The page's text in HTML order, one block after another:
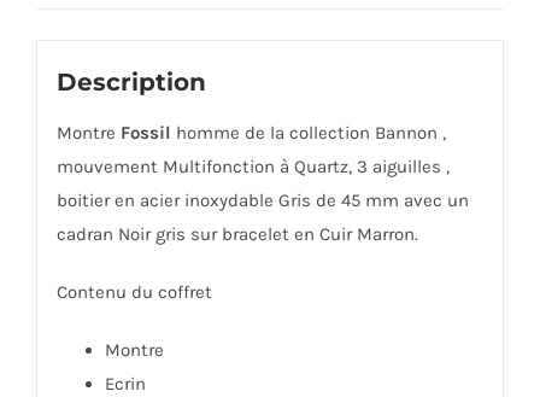
Description
Montre Fossil homme de la collection Bannon ,
mouvement Multifonction à Quartz, 3 aiguilles ,
boitier en acier inoxydable Gris de 45 mm avec un
cadran Noir gris sur bracelet en Cuir Marron.
Contenu du coffret
Montre
Ecrin